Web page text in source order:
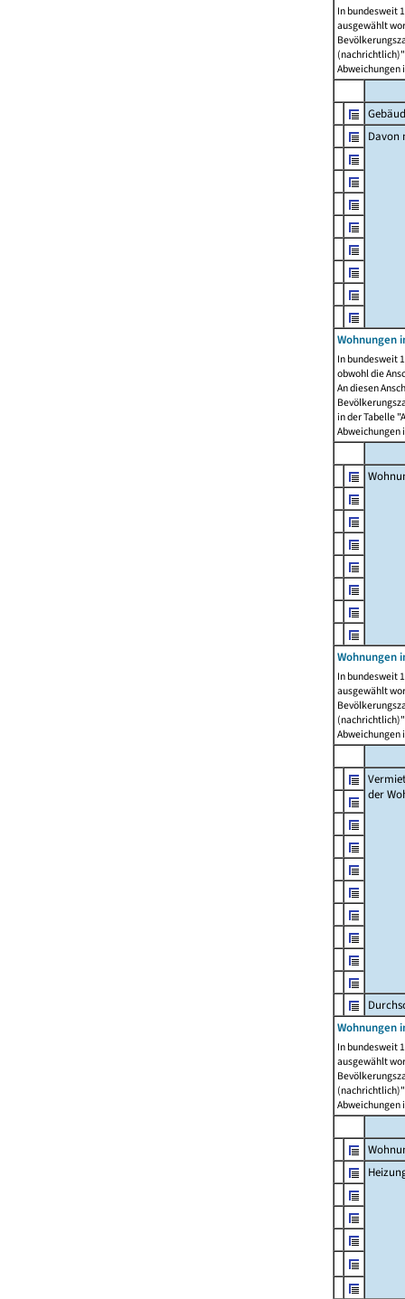
In bundesweit
ausgewählt
Abweichungen
Davon
Wohnungen
In bundesweit
obwohl die
An diesen
in der Tabelle
Abweichungen
Wohnungen
In bundesweit
ausgewählt
Abweichungen
der
Wohnungen
In bundesweit
ausgewählt
Abweichungen